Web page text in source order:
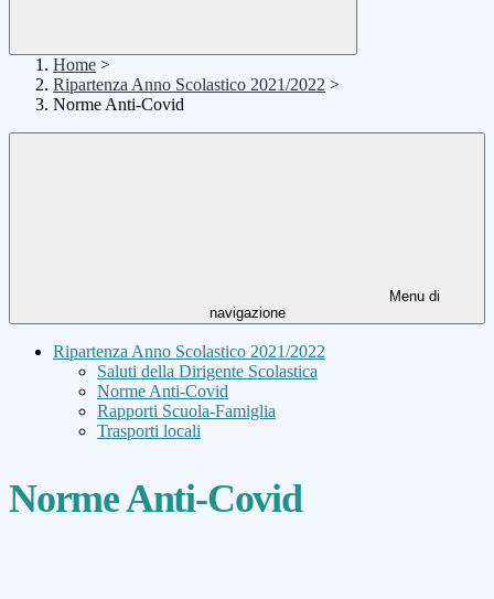
Home >
Ripartenza Anno Scolastico 2021/2022 >
Norme Anti-Covid
Menu di
navigazione
Ripartenza Anno Scolastico 2021/2022
Saluti della Dirigente Scolastica
Norme Anti-Covid
Rapporti Scuola-Famiglia
Trasporti locali
Norme Anti-Covid